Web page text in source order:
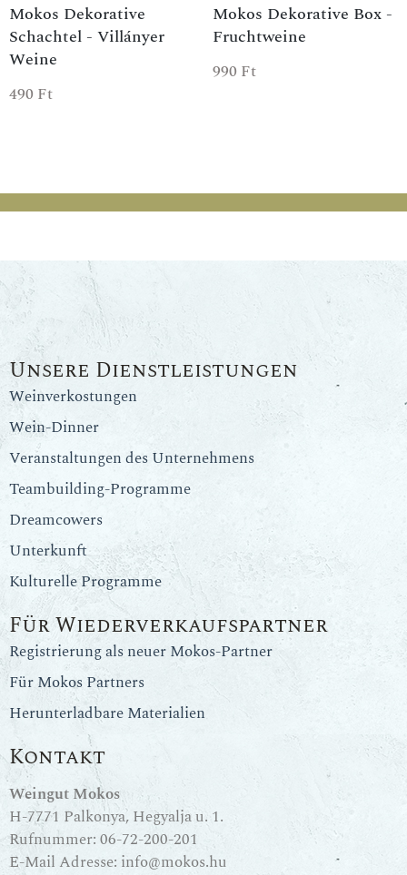
Mokos Dekorative
Schachtel - Villányer
Weine
490 Ft
Mokos Dekorative Box -
Fruchtweine
990 Ft
Unsere Dienstleistungen
Weinverkostungen
Wein-Dinner
Veranstaltungen des Unternehmens
Teambuilding-Programme
Dreamcowers
Unterkunft
Kulturelle Programme
Für Wiederverkaufspartner
Registrierung als neuer Mokos-Partner
Für Mokos Partners
Herunterladbare Materialien
Kontakt
Weingut Mokos
H-7771 Palkonya, Hegyalja u. 1.
Rufnummer:06-72-200-201
E-Mail Adresse: info@mokos.hu